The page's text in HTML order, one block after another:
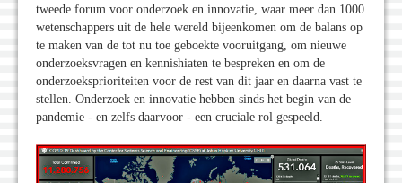
tweede forum voor onderzoek en innovatie, waar meer dan 1000
wetenschappers uit de hele wereld bijeenkomen om de balans op
te maken van de tot nu toe geboekte vooruitgang, om nieuwe
onderzoeksvragen en kennishiaten te bespreken en om de
onderzoeksprioriteiten voor de rest van dit jaar en daarna vast te
stellen. Onderzoek en innovatie hebben sinds het begin van de
pandemie - en zelfs daarvoor - een cruciale rol gespeeld.